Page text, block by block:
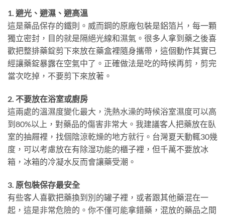
1. 避光、避濕、避高溫
這是藥品保存的鐵則。威而鋼的原廠包裝是鋁箔片，每一顆
獨立密封，目的就是隔絕光線和濕氣。很多人拿到藥之後喜
歡把整排藥錠剪下來放在藥盒裡隨身攜帶，這個動作其實已
經讓藥錠暴露在空氣中了。正確做法是吃的時候再剪，剪完
當次吃掉，不要剪下來放著。
2. 不要放在浴室或廚房
這兩處的溫濕度變化最大，洗熱水澡的時候浴室濕度可以高
到80%以上，對藥品的傷害非常大。我建議客人把藥放在臥
室的抽屜裡，找個陰涼乾燥的地方就行。台灣夏天動輒30幾
度，可以考慮放在有除湿功能的櫃子裡，但千萬不要放冰
箱，冰箱的冷凝水反而會讓藥受潮。
3. 原包裝保存最安全
有些客人喜歡把藥換到別的罐子裡，或者跟其他藥混在一
起，這是非常危險的。你不僅可能拿錯藥，混放的藥品之間